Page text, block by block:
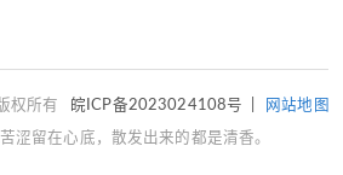
权所有 皖ICP备2023024108号 网站地图
涩留在心底，散发出来的都是清香。